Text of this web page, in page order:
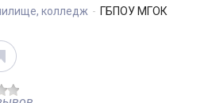
колледж ГБПОУ МГОК